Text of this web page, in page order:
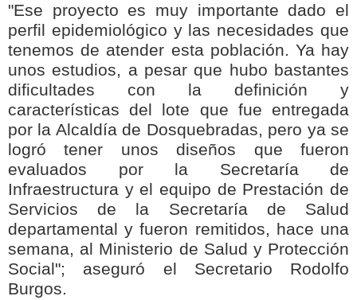
"Ese proyecto es muy importante dado el
perfil epidemiológico y las necesidades que
tenemos de atender esta población. Ya hay
unos estudios, a pesar que hubo bastantes
dificultades con la definición y
características del lote que fue entregada
por la Alcaldía de Dosquebradas, pero ya se
logró tener unos diseños que fueron
evaluados por la Secretaría de
Infraestructura y el equipo de Prestación de
Servicios de la Secretaría de Salud
departamental y fueron remitidos, hace una
semana, al Ministerio de Salud y Protección
Social"; aseguró el Secretario Rodolfo
Burgos.